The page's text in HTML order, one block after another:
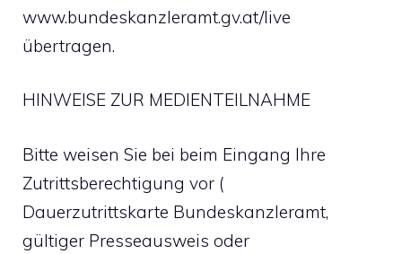
www.bundeskanzleramt.gv.at/live
übertragen.
HINWEISE ZUR MEDIENTEILNAHME
Bitte weisen Sie bei beim Eingang Ihre
Zutrittsberechtigung vor (
Dauerzutrittskarte Bundeskanzleramt,
gültiger Presseausweis oder